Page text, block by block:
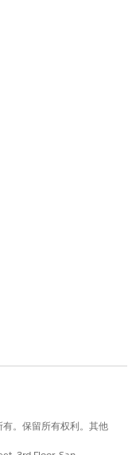
行改进！
。保留所有权利。其他